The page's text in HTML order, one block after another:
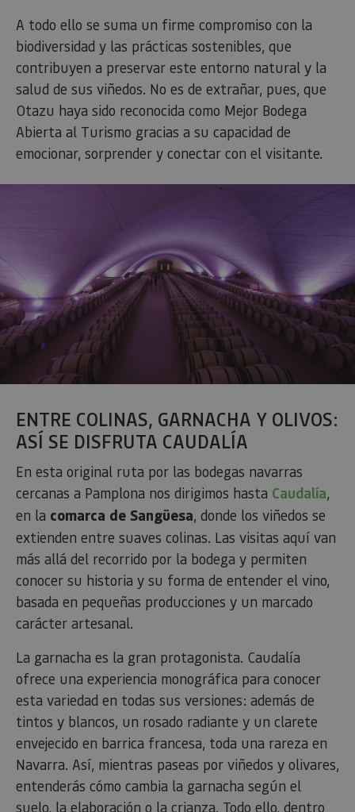
A todo ello se suma un firme compromiso con la
biodiversidad y las prácticas sostenibles, que
contribuyen a preservar este entorno natural y la
salud de sus viñedos. No es de extrañar, pues, que
Otazu haya sido reconocida como Mejor Bodega
Abierta al Turismo gracias a su capacidad de
emocionar, sorprender y conectar con el visitante.
ENTRE COLINAS, GARNACHA Y OLIVOS:
ASÍ SE DISFRUTA CAUDALÍA
En esta original ruta por las bodegas navarras
cercanas a Pamplona nos dirigimos hasta Caudalía,
en la comarca de Sangüesa, donde los viñedos se
extienden entre suaves colinas. Las visitas aquí van
más allá del recorrido por la bodega y permiten
conocer su historia y su forma de entender el vino,
basada en pequeñas producciones y un marcado
carácter artesanal.
La garnacha es la gran protagonista. Caudalía
ofrece una experiencia monográfica para conocer
esta variedad en todas sus versiones: además de
tintos y blancos, un rosado radiante y un clarete
envejecido en barrica francesa, toda una rareza en
Navarra. Así, mientras paseas por viñedos y olivares,
entenderás cómo cambia la garnacha según el
suelo, la elaboración o la crianza. Todo ello, dentro